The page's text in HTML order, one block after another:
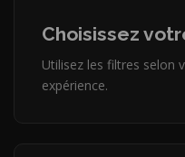
Choisissez
Utilisez les filtres selon
expérience.